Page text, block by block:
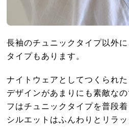
長袖のチュニックタイプ以外
タイプもあります。
ナイトウェアとしてつくられた
デザインがあまりにも素敵な
フはチュニックタイプを普段
シルエットはふんわりとリラ